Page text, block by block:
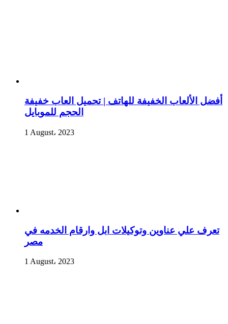
أفضل الألعاب الخفيفة للهاتف | تحميل العاب خفيفة
الحجم للموبايل
1 August، 2023
تعرف علي عناوين وتوكيلات ابل وارقام الخدمه في
مصر
1 August، 2023